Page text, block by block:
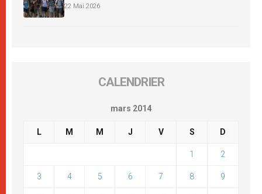
22 Mai 2026
CALENDRIER
mars 2014
L M M J V S D
1 2
3 4 5 6 7 8 9